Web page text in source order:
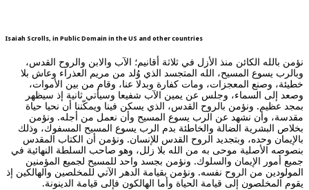
Isaiah Scrolls, in Public Domain in the US and other countries
نؤمن بالله الكائن منذ الأزل في ثلاثة أقانيم؛ الآب والابن والروح القدس،
وبالرب يسوع المسيح، الله المتجسد الذي وُلد من مريم العذراء وعاش بلا
خطيئة، وصنع المعجزات، ومات كفارة وبدلا عنا، وقام من بين الأموات،
وصعد إلى السماء، وجلس عن يمين الآب شفيعا وسيأتي ثانية إذ سيظهر
بمجد عظيم. ونؤمن بالروح القدس، الذي يسكن فينا ويمكّننا أن نحيا حياة
مقدسة، وأن نشهد عن الرب يسوع المسيح وأن نعمل من أجله. ونؤمن
بخلاص البشرية الضالة والخاطئة بدم الرب يسوع المسيح المسفوك، وذلك
بالإيمان وحده، وبتجديد الروح القدس للإنسان. ونؤمن أن الكتاب المقدس
بنصوصه الأصلية موحى به من الله بلا زلل، وهو صاحب السلطة النهائية في
جميع أمور الإيمان والسلوك. ونؤمن بجسد واحد للمسيح لجميع المؤمنين
المولودين من الروح نفسه. ونؤمن بقيامة الدهر الآتي للمخلصين والهالكين إذ
يقوم المخلصون إلى قيامة الحياة وأما الهالكون فإلى قيامة الدينونة.